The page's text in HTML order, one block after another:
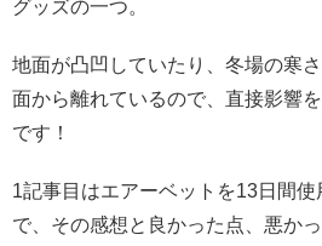
グッズの一つ。
地面が凸凹していたり、冬場の寒
面から離れているので、 直接影響
です！
1記事目はエアーベットを13日間
で、その感想と良かった点、悪か